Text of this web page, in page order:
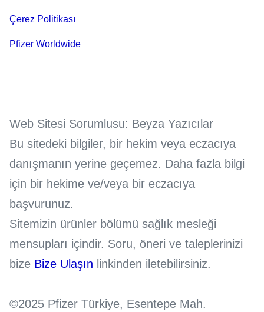
Çerez Politikası
Pfizer Worldwide
Web Sitesi Sorumlusu: Beyza Yazıcılar
Bu sitedeki bilgiler, bir hekim veya eczacıya
danışmanın yerine geçemez. Daha fazla bilgi
için bir hekime ve/veya bir eczacıya
başvurunuz.
Sitemizin ürünler bölümü sağlık mesleği
mensupları içindir. Soru, öneri ve taleplerinizi
bize Bize Ulaşın linkinden iletebilirsiniz.
©2025 Pfizer Türkiye, Esentepe Mah.